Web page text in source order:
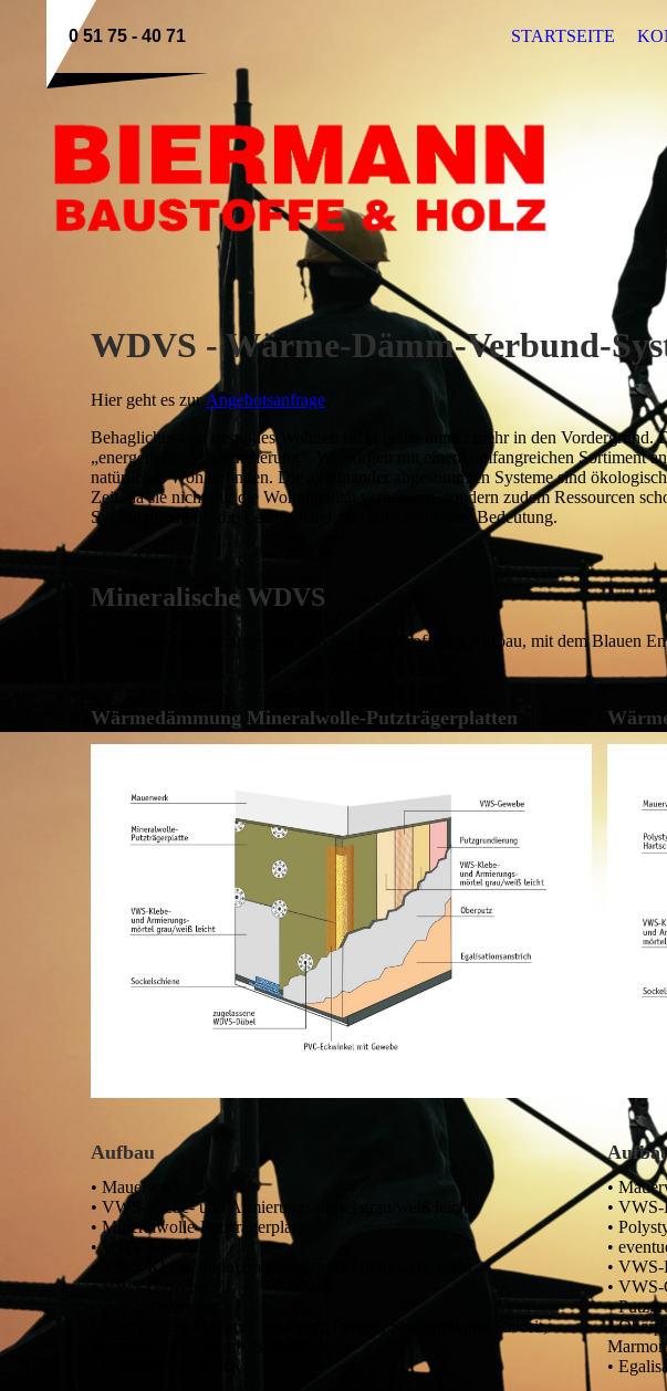
STARTSEITE
0 51 75 - 40 71
WDVS - Wärme-Dämm-Verbund-
Hier geht es zurAngebotsanfrage
Behagliches und gesundes Wohnen rückt heute immer mehr in den
„energetische Modernisierung”. Wir sorgen mit einem umfangreichen Sortiment
natürliches Wohlbefinden. Die aufeinander abgestimmten Systeme sind
Zeit, da sie nicht nur die Wohnqualität verbessern, sondern zudem Ressourcen
Systemaufbau für die Lebensdauer von entscheidender Bedeutung.
Mineralische WDVS
Nicht brennbar, Wohngesund durch diffusionsoffenen Aufbau, mit dem Blauen
Wärmedämmung Mineralwolle-Putzträgerplatten
Aufbau
• Mauerwerk
• VWS-Klebe- und Armierungsmörtel grau/weiß leicht
• Mineralwolle-Putzträgerplatte
• WDVS-Dübel
• VWS-Klebe- und Armierungsmörtel grau/weiß leicht
• VWS-Gewebe ML
• Oberputze: Münchner Rauhputz Favorit, Strukturalputz Favorit,
Marmorputz Premium, Silikatputz,
• Egalisationsanstrich
•
•
•
•
•
• VWS-
•
•
•